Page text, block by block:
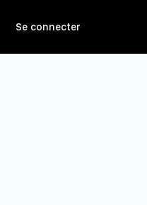
Se connecter